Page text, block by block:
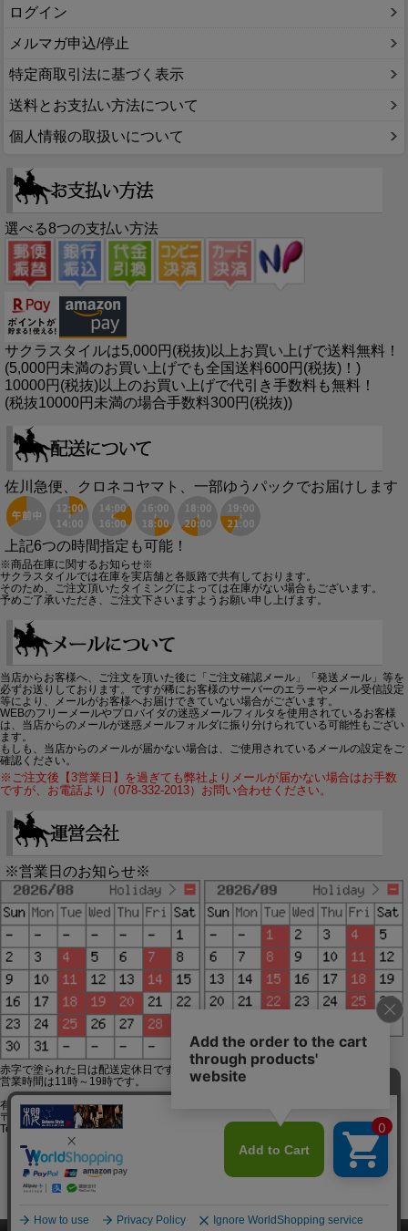
ログイン
メルマガ申込/停止
特定商取引法に基づく表示
送料とお支払い方法について
個人情報の取扱いについて
選べる8つの支払い方法
サクラスタイルは5,000円(税抜)以上お買い上げで送料無料！
(5,000円未満のお買い上げでも全国送料600円(税抜)！)
10000円(税抜)以上のお買い上げで代引き手数料も無料！
(税抜10000円未満の場合手数料300円(税抜))
佐川急便、クロネコヤマト、一部ゆうパックでお届けします
上記6つの時間指定も可能！
※商品在庫に関するお知らせ※
サクラスタイルでは在庫を実店舗と各販路で共有しております。
そのため、ご注文頂いたタイミングによっては在庫がない場合もございます。
予めご了承いただき、ご注文下さいますようお願い申し上げます。
当店からお客様へ、ご注文を頂いた後に「ご注文確認メール」「発送メール」等を
必ずお送りしております。ですが稀にお客様のサーバーのエラーやメール受信設定
等により、メールがお客様へお届けできていない場合がございます。
WEBのフリーメールやプロバイダの迷惑メールフィルタを使用されているお客様
は、当店からのメールが迷惑メールフォルダに振り分けられている可能性もござい
ます。
もしも、当店からのメールが届かない場合は、ご使用されているメールの設定をご
確認ください。
※ご注文後【3営業日】を過ぎても弊社よりメールが届かない場合はお手数
ですが、お電話より（078-332-2013）お問い合わせください。
※営業日のお知らせ※
赤字で塗られた日は配送定休日です。
営業時間は11時～19時です。
有限会社ジップジップ SakuraStyle通販事業部
〒650-0021 神戸市中央区三宮町3-9-19イトウビル1,4F
Tel:078-332-2013 FAX:078-333-6644
SSL/TLSとは?